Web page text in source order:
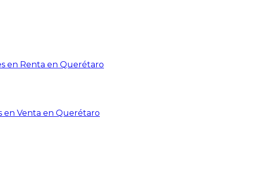
en Renta en Querétaro
en Venta en Querétaro